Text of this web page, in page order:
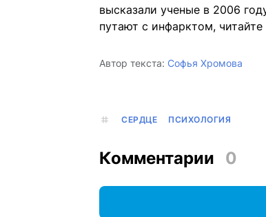
высказали ученые в 2006
путают с инфарктом, читайте
Автор текста: Софья Хромова
СЕРДЦЕ ПСИХОЛОГИЯ
Комментарии 0